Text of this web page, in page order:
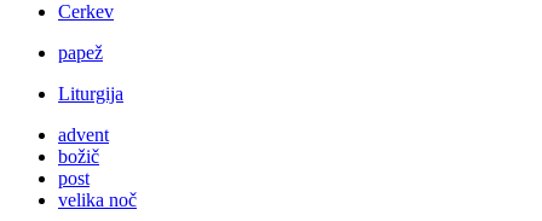
Cerkev
papež
Liturgija
advent
božič
post
velika noč